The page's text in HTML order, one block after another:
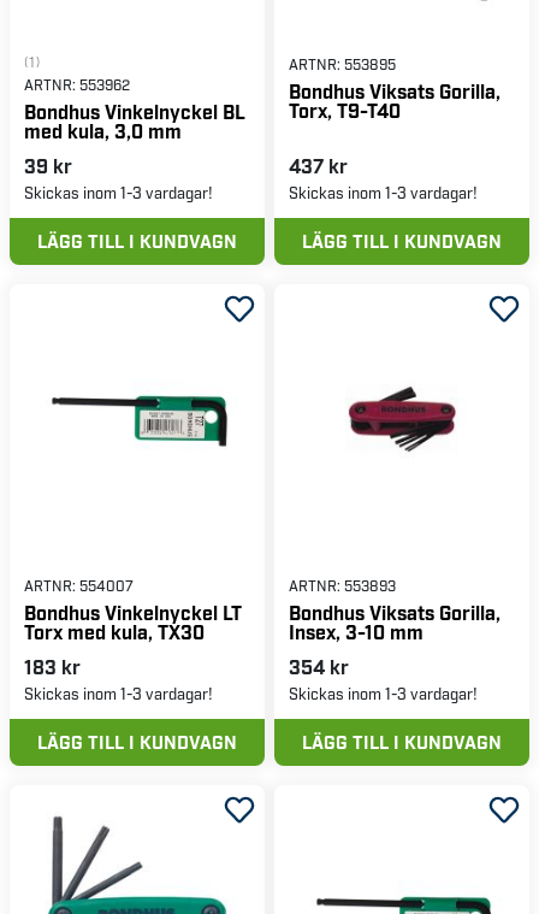
(1)
ARTNR: 553962
Bondhus Vinkelnyckel BL
med kula, 3,0 mm
39 kr
Skickas inom 1-3 vardagar!
LÄGG TILL I KUNDVAGN
ARTNR: 553895
Bondhus Viksats Gorilla,
Torx, T9-T40
437 kr
Skickas inom 1-3 vardagar!
LÄGG TILL I KUNDVAGN
ARTNR: 554007
Bondhus Vinkelnyckel LT
Torx med kula, TX30
183 kr
Skickas inom 1-3 vardagar!
LÄGG TILL I KUNDVAGN
ARTNR: 553893
Bondhus Viksats Gorilla,
Insex, 3-10 mm
354 kr
Skickas inom 1-3 vardagar!
LÄGG TILL I KUNDVAGN